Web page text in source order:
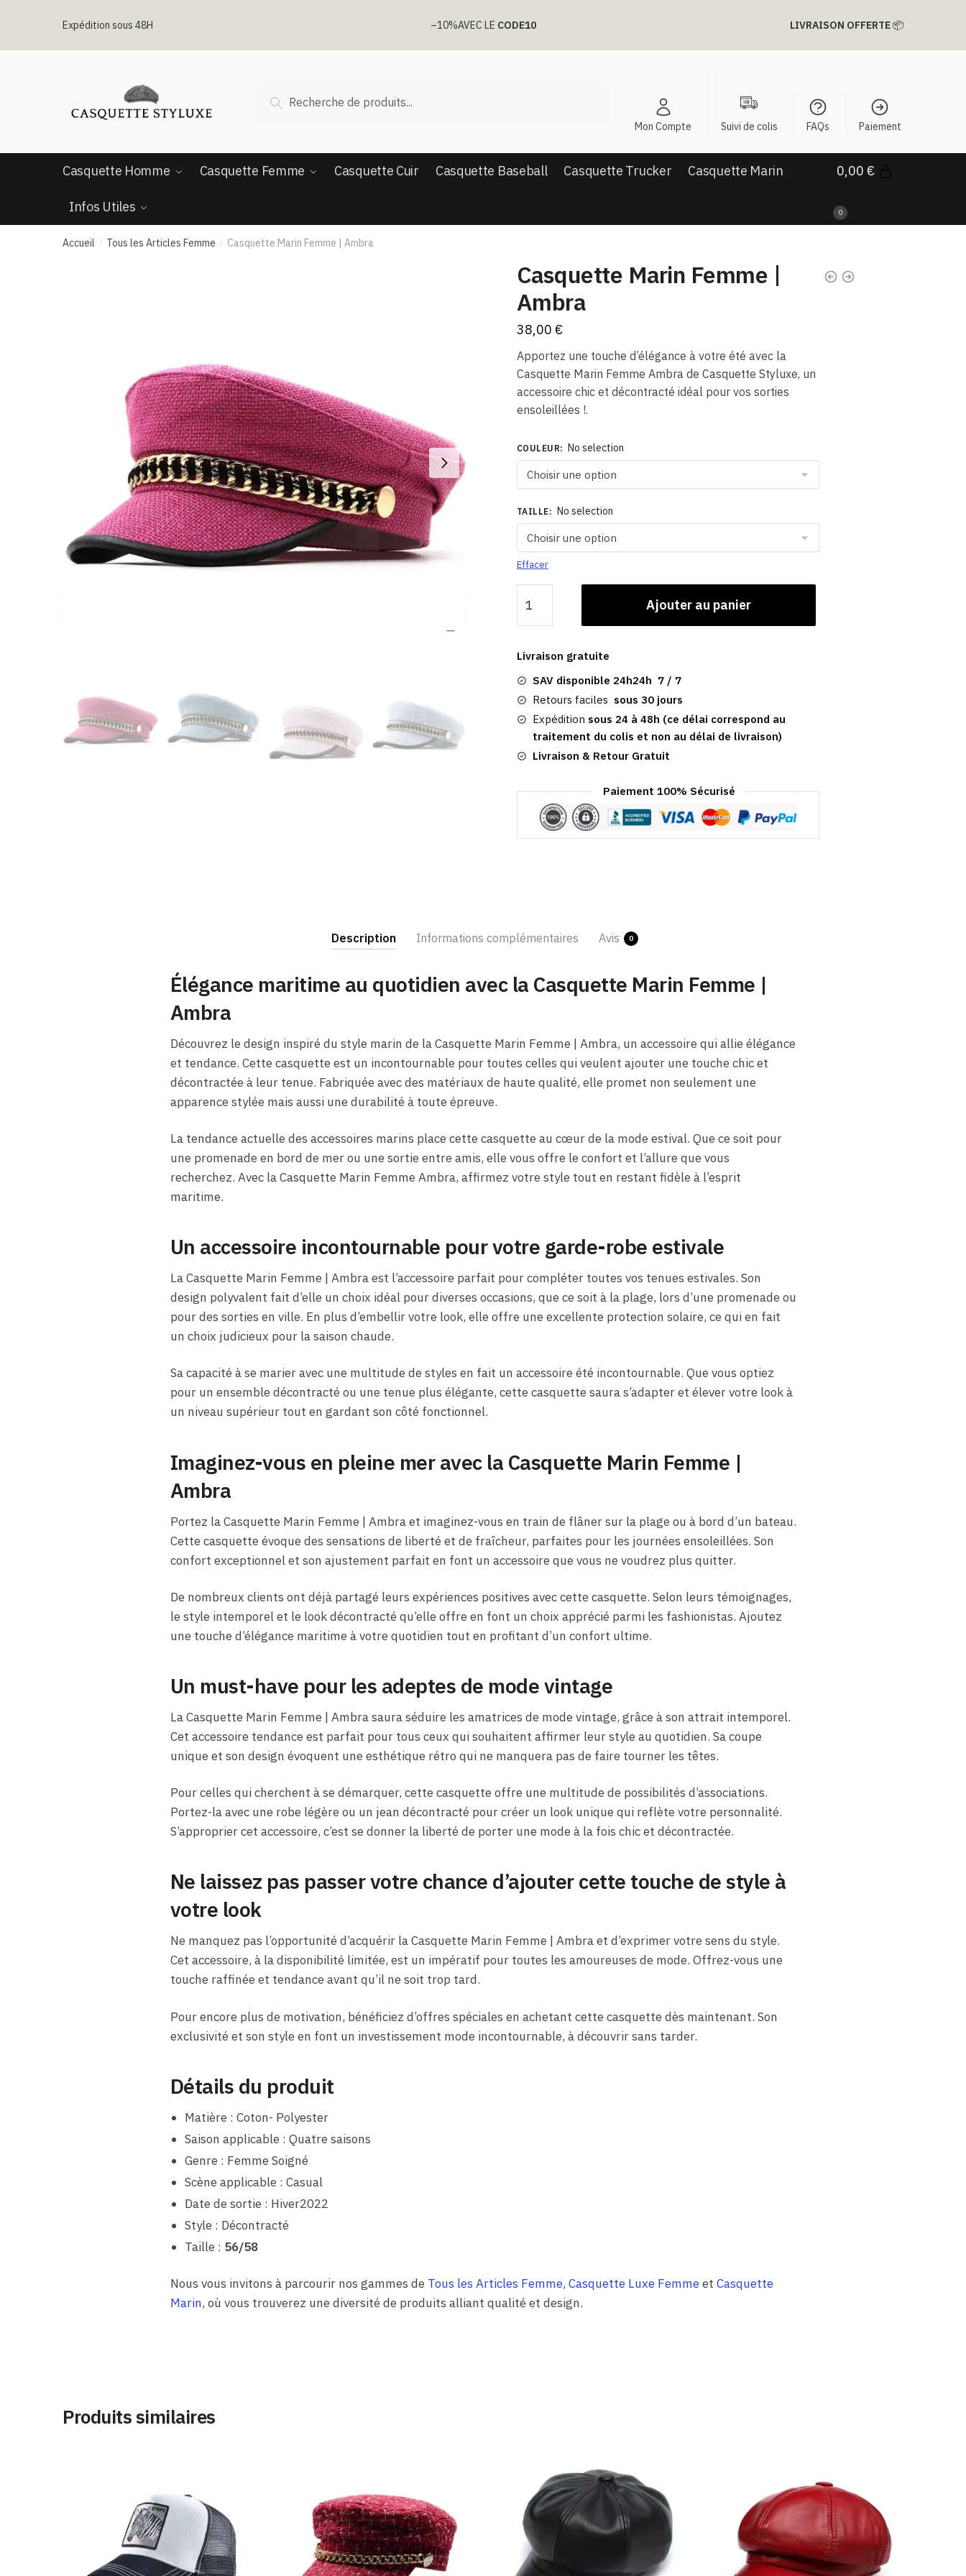
Expédition sous 48H –10%AVEC LE CODE10 LIVRAISON OFFERTE📦
pour :
Recherche
Mon Compte Suivi de colis FAQs Paiement
Casquette Homme Casquette Femme Casquette Cuir Casquette Baseball Casquette Trucker Casquette Marin
Infos Utiles
0,00 €
0
Accueil / Tous les Articles Femme / Casquette Marin Femme | Ambra
Casquette Marin Femme |
Ambra
38,00 €
Apportez une touche d’élégance à votre été avec la
Casquette Marin Femme Ambra de Casquette Styluxe, un
accessoire chic et décontracté idéal pour vos sorties
ensoleillées !.
COULEUR: No selection
TAILLE: No selection
Effacer
de
Casquette
Femme
|
Ambra
Ajouter au panier
Livraison gratuite
SAV disponible 24h24h 7 / 7
Retours faciles sous 30 jours
Expédition sous 24 à 48h (ce délai correspond au
traitement du colis et non au délai de livraison)
Livraison & Retour Gratuit
Paiement 100% Sécurisé
Description Informations complémentaires Avis 0
Élégance maritime au quotidien avec la Casquette Marin Femme |
Ambra
Découvrez le design inspiré du style marin de la Casquette Marin Femme | Ambra, un accessoire qui allie élégance
et tendance. Cette casquette est un incontournable pour toutes celles qui veulent ajouter une touche chic et
décontractée à leur tenue. Fabriquée avec des matériaux de haute qualité, elle promet non seulement une
apparence stylée mais aussi une durabilité à toute épreuve.
La tendance actuelle des accessoires marins place cette casquette au cœur de la mode estival. Que ce soit pour
une promenade en bord de mer ou une sortie entre amis, elle vous offre le confort et l’allure que vous
recherchez. Avec la Casquette Marin Femme Ambra, affirmez votre style tout en restant fidèle à l’esprit
maritime.
Un accessoire incontournable pour votre garde-robe estivale
La Casquette Marin Femme | Ambra est l’accessoire parfait pour compléter toutes vos tenues estivales. Son
design polyvalent fait d’elle un choix idéal pour diverses occasions, que ce soit à la plage, lors d’une promenade ou
pour des sorties en ville. En plus d’embellir votre look, elle offre une excellente protection solaire, ce qui en fait
un choix judicieux pour la saison chaude.
Sa capacité à se marier avec une multitude de styles en fait un accessoire été incontournable. Que vous optiez
pour un ensemble décontracté ou une tenue plus élégante, cette casquette saura s’adapter et élever votre look à
un niveau supérieur tout en gardant son côté fonctionnel.
Imaginez-vous en pleine mer avec la Casquette Marin Femme |
Ambra
Portez la Casquette Marin Femme | Ambra et imaginez-vous en train de flâner sur la plage ou à bord d’un bateau.
Cette casquette évoque des sensations de liberté et de fraîcheur, parfaites pour les journées ensoleillées. Son
confort exceptionnel et son ajustement parfait en font un accessoire que vous ne voudrez plus quitter.
De nombreux clients ont déjà partagé leurs expériences positives avec cette casquette. Selon leurs témoignages,
le style intemporel et le look décontracté qu’elle offre en font un choix apprécié parmi les fashionistas. Ajoutez
une touche d’élégance maritime à votre quotidien tout en profitant d’un confort ultime.
Un must-have pour les adeptes de mode vintage
La Casquette Marin Femme | Ambra saura séduire les amatrices de mode vintage, grâce à son attrait intemporel.
Cet accessoire tendance est parfait pour tous ceux qui souhaitent affirmer leur style au quotidien. Sa coupe
unique et son design évoquent une esthétique rétro qui ne manquera pas de faire tourner les têtes.
Pour celles qui cherchent à se démarquer, cette casquette offre une multitude de possibilités d’associations.
Portez-la avec une robe légère ou un jean décontracté pour créer un look unique qui reflète votre personnalité.
S’approprier cet accessoire, c’est se donner la liberté de porter une mode à la fois chic et décontractée.
Ne laissez pas passer votre chance d’ajouter cette touche de style à
votre look
Ne manquez pas l’opportunité d’acquérir la Casquette Marin Femme | Ambra et d’exprimer votre sens du style.
Cet accessoire, à la disponibilité limitée, est un impératif pour toutes les amoureuses de mode. Offrez-vous une
touche raffinée et tendance avant qu’il ne soit trop tard.
Pour encore plus de motivation, bénéficiez d’offres spéciales en achetant cette casquette dès maintenant. Son
exclusivité et son style en font un investissement mode incontournable, à découvrir sans tarder.
Détails du produit
Matière : Coton- Polyester
Saison applicable : Quatre saisons
Genre : Femme Soigné
Scène applicable : Casual
Date de sortie : Hiver2022
Style : Décontracté
Taille : 56/58
Nous vous invitons à parcourir nos gammes de Tous les Articles Femme, Casquette Luxe Femmeet Casquette
Marin, où vous trouverez une diversité de produits alliant qualité et design.
Produits similaires